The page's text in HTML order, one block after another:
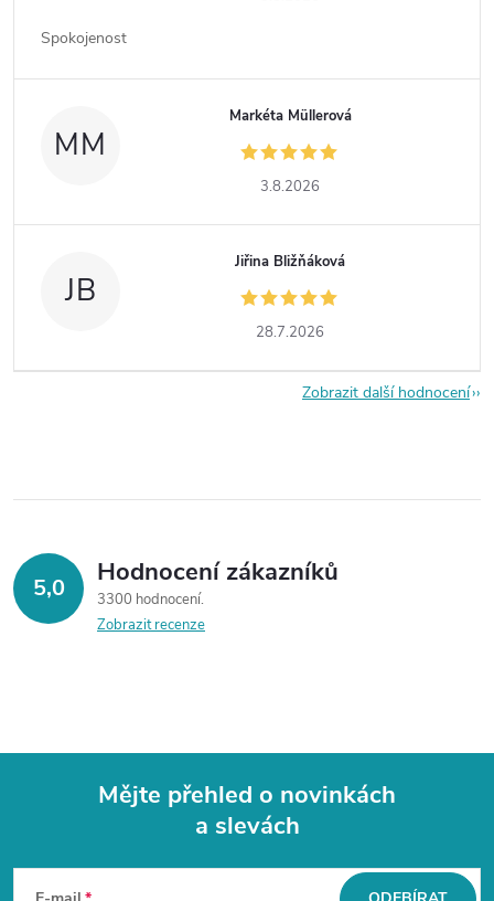
Spokojenost
MM
Markéta Müllerová
3.8.2026
JB
Jiřina Bližňáková
28.7.2026
Zobrazit další hodnocení
5,0 Hodnocení zákazníků
3300 hodnocení
Zobrazit recenze
Mějte přehled o novinkách
a slevách